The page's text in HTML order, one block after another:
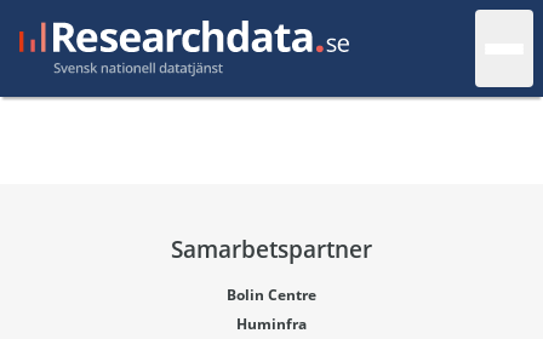
Samarbetspartner
Bolin Centre
Huminfra